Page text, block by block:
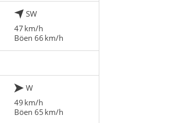
SW
47 km/h
Böen 66 km/h
W
49 km/h
Böen 65 km/h